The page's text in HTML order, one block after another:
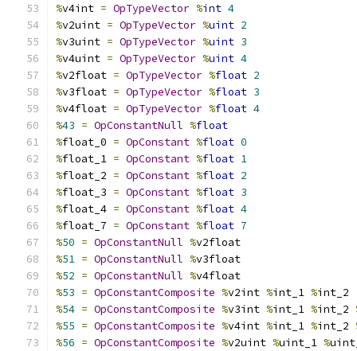
%v4int = OpTypeVector %int 4
%v2uint = OpTypeVector %uint 2
%v3uint = OpTypeVector %uint 3
%v4uint = OpTypeVector %uint 4
%v2float = OpTypeVector %float 2
%v3float = OpTypeVector %float 3
%v4float = OpTypeVector %float 4
%43 = OpConstantNull %float
%float_0 = OpConstant %float 0
%float_1 = OpConstant %float 1
%float_2 = OpConstant %float 2
%float_3 = OpConstant %float 3
%float_4 = OpConstant %float 4
%float_7 = OpConstant %float 7
%50 = OpConstantNull %v2float
%51 = OpConstantNull %v3float
%52 = OpConstantNull %v4float
%53 = OpConstantComposite %v2int %int_1 %int_2
%54 = OpConstantComposite %v3int %int_1 %int_2
%55 = OpConstantComposite %v4int %int_1 %int_2
%56 = OpConstantComposite %v2uint %uint_1 %